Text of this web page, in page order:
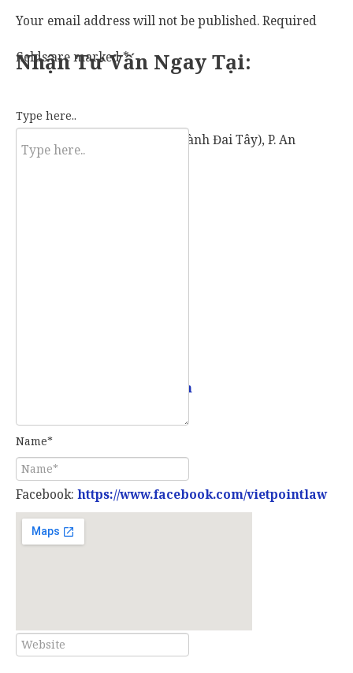
Your email address will not be published.Required
fields are marked*
Type here..
Name*
E-mail*
Nhận Tư Vấn Ngay Tại:
57 Vành Đai Tây (số cũ: 936 Vành Đai Tây), P. An
info@vietpointlaw.vn
Facebook: https://www.facebook.com/vietpointlaw